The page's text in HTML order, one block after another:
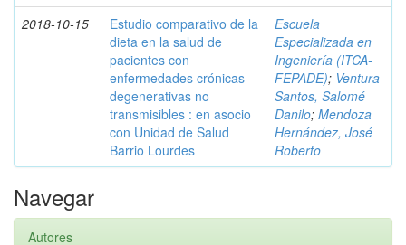
2018-10-15
Estudio comparativo de la
dieta en la salud de
pacientes con
enfermedades crónicas
degenerativas no
transmisibles : en asocio
con Unidad de Salud
Barrio Lourdes
Escuela
Especializada en
Ingeniería (ITCA-
FEPADE); Ventura
Santos, Salomé
Danilo; Mendoza
Hernández, José
Roberto
Navegar
Autores